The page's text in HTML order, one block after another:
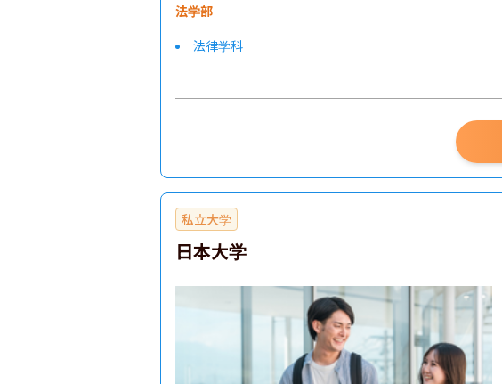
法学部
法律学科
私立大学
日本大学